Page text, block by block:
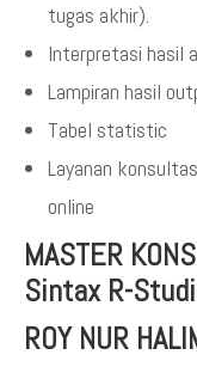
tugas akhir).
Interpretasi hasil
Lampiran hasil
Tabel statistic
Layanan
online
MASTER
Sintax R-
ROY NUR